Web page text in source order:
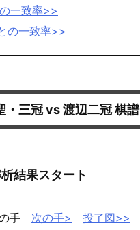
一致率>>
の一致率>>
・三冠 vs 渡辺二冠 棋譜
結果スタート
手 次の手> 投了図>>